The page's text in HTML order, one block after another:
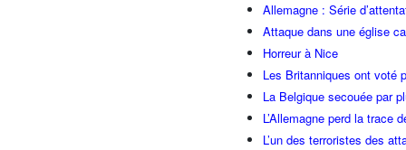
Allemagne : Série
Attaque dans une église
Horreur à Nice
Les Britanniques ont voté
La Belgique secouée par
L’Allemagne perd la trace
L’un des terroristes des